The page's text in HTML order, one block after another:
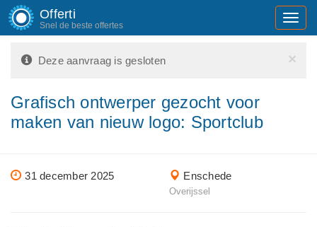
Offerti
Snel de beste offertes
×
Deze aanvraag is gesloten
Grafisch ontwerper gezocht voor
maken van nieuw logo: Sportclub
31 december 2025 Enschede
Overijssel